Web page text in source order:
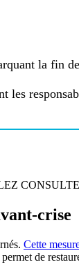
la fin
les
crise
Cette
de